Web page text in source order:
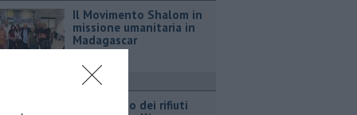
Il Movimento Shalom in
missione umanitaria in
Madagascar
Abbandono dei rifiuti